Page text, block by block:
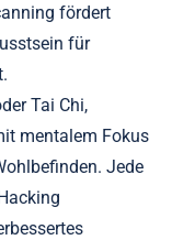
fördert
für
Tai Chi,
mentalem Fokus
Jede